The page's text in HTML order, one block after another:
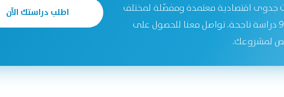
جدوى اقتصادية معتمدة ومفصّلة لمختلف
القطاعات، بخبرة تتجاوز 947 دراسة ناجحة. تواصل معنا للحصول على
لمشروعك.
اطلب دراستك الآن